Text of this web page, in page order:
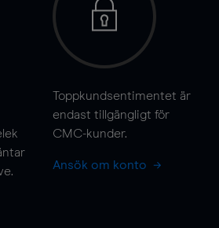
.
Toppkundsentimentet är
endast tillgängligt för
CMC-kunder.
Ansök om konto